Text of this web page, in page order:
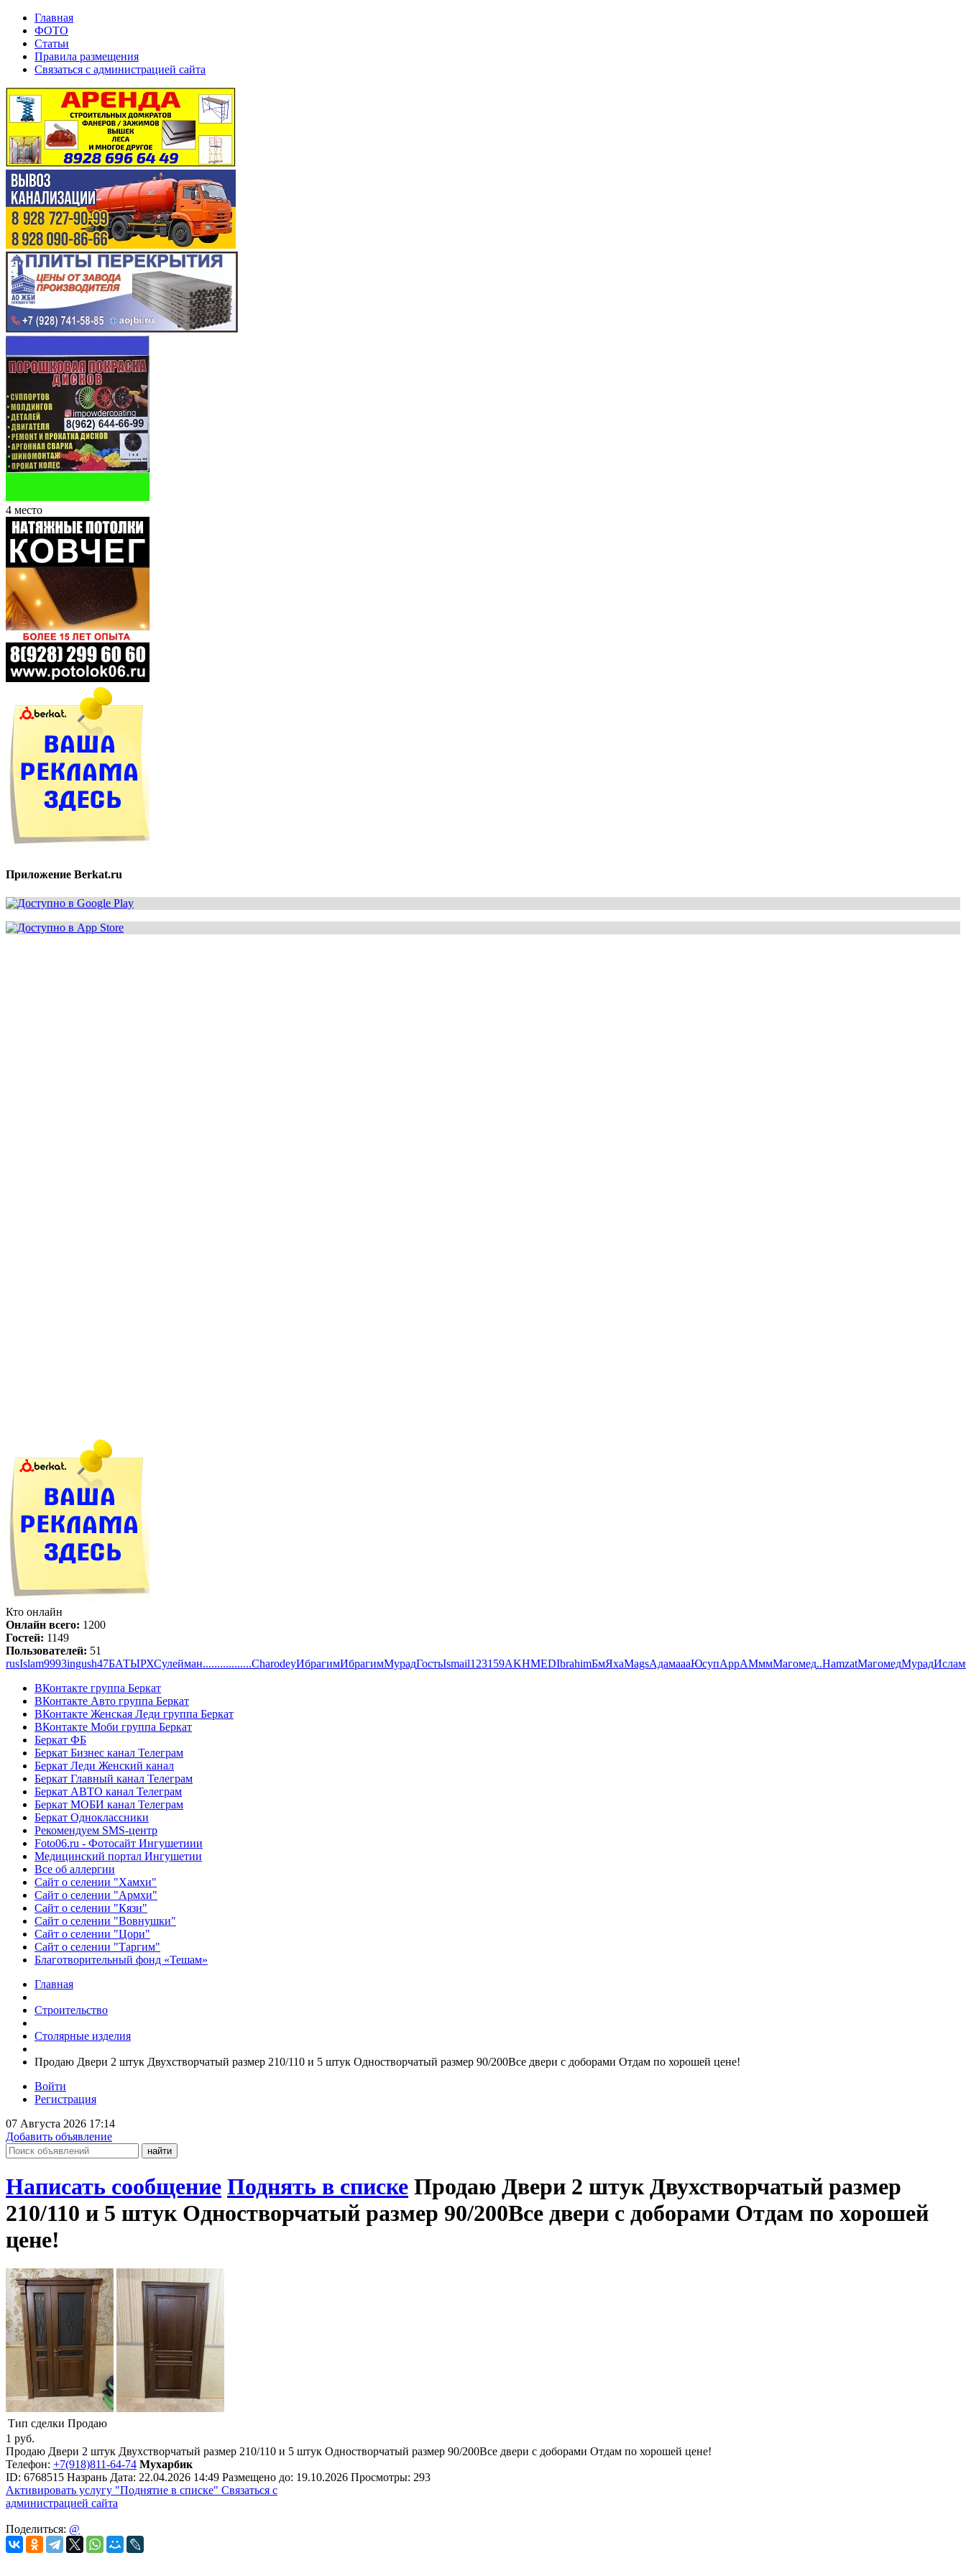
Главная
ФОТО
Статьи
Правила размещения
Связаться с администрацией сайта
4 место
Приложение Berkat.ru
Кто онлайн
Онлайн всего: 1200
Гостей: 1149
Пользователей: 51
rusIslam9993ingush47БАТЫРХСулейман.................CharodeyИбрагимИбрагимМурадГостьIsmail123159AKHMEDIbrahimБмЯхаMagsАдамaaaЮсупAppАМммМагомед..HamzatМагомедМурад
ВКонтакте группа Беркат
ВКонтакте Авто группа Беркат
ВКонтакте Женская Леди группа Беркат
ВКонтакте Моби группа Беркат
Беркат ФБ
Беркат Бизнес канал Телеграм
Беркат Леди Женский канал
Беркат Главный канал Телеграм
Беркат АВТО канал Телеграм
Беркат МОБИ канал Телеграм
Беркат Одноклассники
Рекомендуем SMS-центр
Foto06.ru - Фотосайт Ингушетиии
Медицинский портал Ингушетии
Все об аллергии
Сайт о селении "Хамхи"
Сайт о селении "Армхи"
Сайт о селении "Кязи"
Сайт о селении "Вовнушки"
Сайт о селении "Цори"
Сайт о селении "Таргим"
Благотворительный фонд «Тешам»
Главная
Строительство
Столярные изделия
Продаю Двери 2 штук Двухстворчатый размер 210/110 и 5 штук Одностворчатый размер 90/200Все двери с доборами Отдам по хорошей цене!
Войти
Регистрация
07 Августа 2026 17:14
Добавить объявление
Написать сообщение Поднять в списке Продаю Двери 2 штук Двухстворчатый размер
210/110 и 5 штук Одностворчатый размер 90/200Все двери с доборами Отдам по хорошей
цене!
Тип сделки Продаю
1 руб.
Продаю Двери 2 штук Двухстворчатый размер 210/110 и 5 штук Одностворчатый размер 90/200Все двери с доборами Отдам по хорошей цене!
Телефон: +7(918)811-64-74 Мухарбик
ID: 6768515 Назрань Дата: 22.04.2026 14:49 Размещено до: 19.10.2026 Просмотры: 293
Активировать услугу "Поднятие в списке" Связаться с
администрацией сайта
Поделиться: @